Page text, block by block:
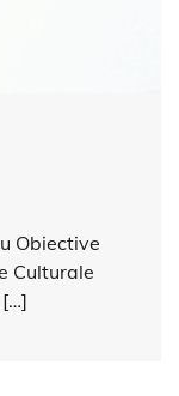
Obiective
Culturale
[…]